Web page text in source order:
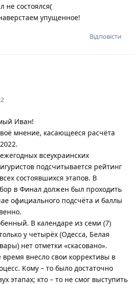
не состоялся(
упущенное!
Відповісти
Иван!
мнение, касающееся расчёта
всеукраинских
подсчитывается рейтинг
состоявшихся этапов. В
в Финал должен был проходить
официального подсчёта и баллы
В календаре из семи (7)
у четырёх (Одесса, Белая
нет отметки «скасовано».
внесло свои коррективы в
Кому – то было достаточно
этапах; кто – то не смог выступить